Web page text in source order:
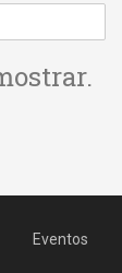
Eventos